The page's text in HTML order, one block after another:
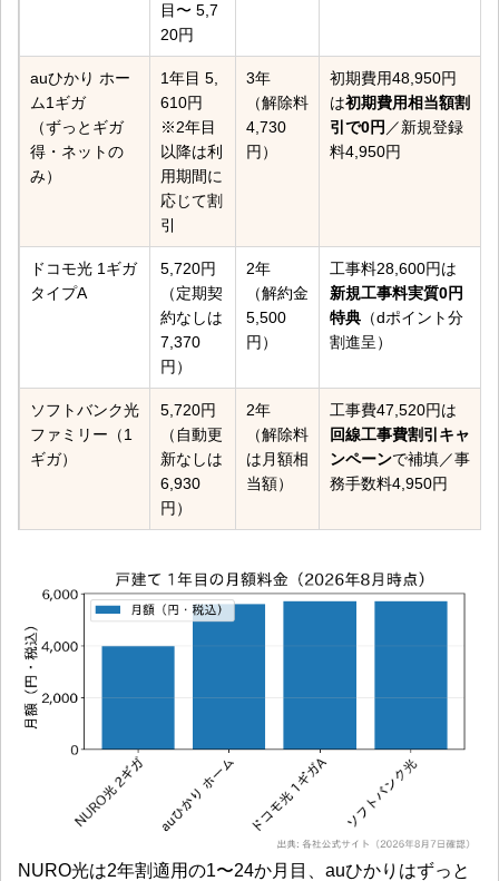
目〜 5,7
20円
auひかり ホー
ム1ギガ
（ずっとギガ
得・ネットの
み）
1年目 5,
610円
※2年目
以降は利
用期間に
応じて割
引
3年
（解除料
4,730
円）
初期費用48,950円
は初期費用相当額割
引で0円 ／新規登録
料4,950円
ドコモ光 1ギガ
タイプA
5,720円
（定期契
約なしは
7,370
円）
2年
（解約金
5,500
円）
工事料28,600円は
新規工事料実質0円
特典 （dポイント分
割進呈）
ソフトバンク光
ファミリー（1
ギガ）
5,720円
（自動更
新なしは
6,930
円）
2年
（解除料
は月額相
当額）
工事費47,520円は
回線工事費割引キャ
ンペーンで補填／事
務手数料4,950円
NURO光は2年割適用の1〜24か月目、auひかりはずっと